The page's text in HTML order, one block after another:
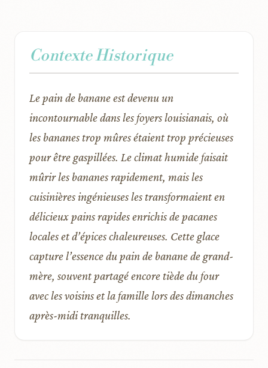
Contexte Historique
Le pain de banane est devenu un
incontournable dans les foyers louisianais, où
les bananes trop mûres étaient trop précieuses
pour être gaspillées. Le climat humide faisait
mûrir les bananes rapidement, mais les
cuisinières ingénieuses les transformaient en
délicieux pains rapides enrichis de pacanes
locales et d’épices chaleureuses. Cette glace
capture l’essence du pain de banane de grand-
mère, souvent partagé encore tiède du four
avec les voisins et la famille lors des dimanches
après-midi tranquilles.